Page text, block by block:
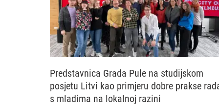
Predstavnica Grada Pule na studijskom
posjetu Litvi kao primjeru dobre prakse
s mladima na lokalnoj razini